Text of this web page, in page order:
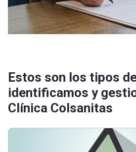
Estos son los tipos
identificamos y
Clínica Colsanitas